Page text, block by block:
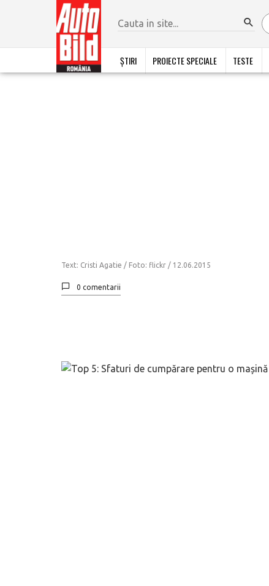
ȘTIRI PROIECTE SPECIALE TESTE
Text: Cristi Agatie / Foto: flickr / 12.06.2015
0 comentarii